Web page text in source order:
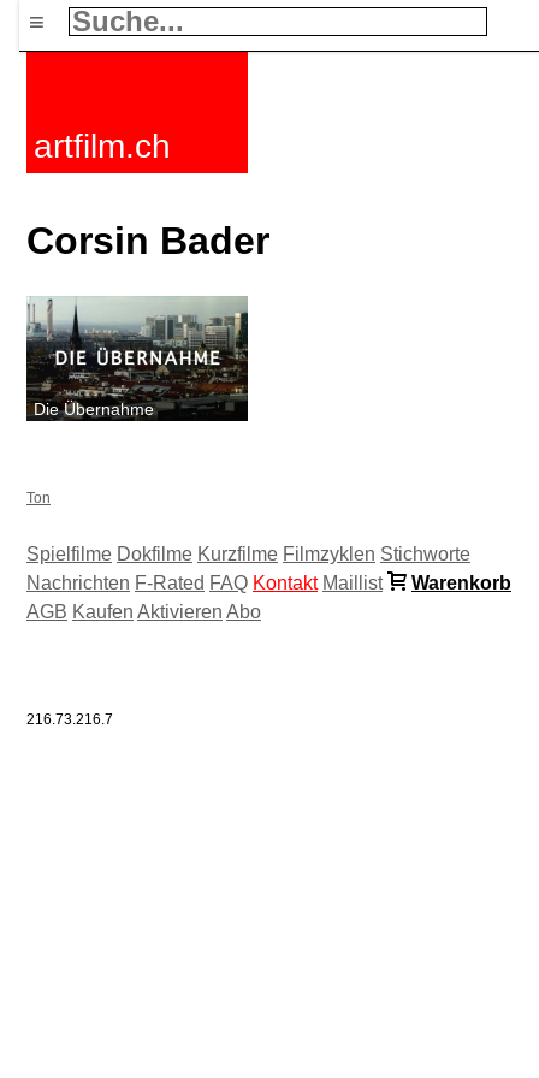
≡
artfilm.ch
Corsin Bader
Die Übernahme
Ton
Spielfilme Dokfilme Kurzfilme Filmzyklen Stichworte
Nachrichten F-Rated FAQ Kontakt Maillist
Warenkorb
AGB Kaufen Aktivieren Abo
216.73.216.7